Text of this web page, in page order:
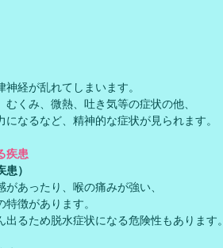
経が乱れてしまいます。
むくみ、微熱、吐き気等の症状の他、
になるなど、精神的な症状が見られます。
疾患
）
があったり、喉の痛みが強い、
徴があります。
るため脱水症状になる危険性もあります。